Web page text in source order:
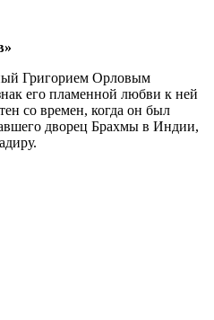
Григорием Орловым
его пламенной любви к ней
со времен, когда он был
дворец Брахмы в Индии,